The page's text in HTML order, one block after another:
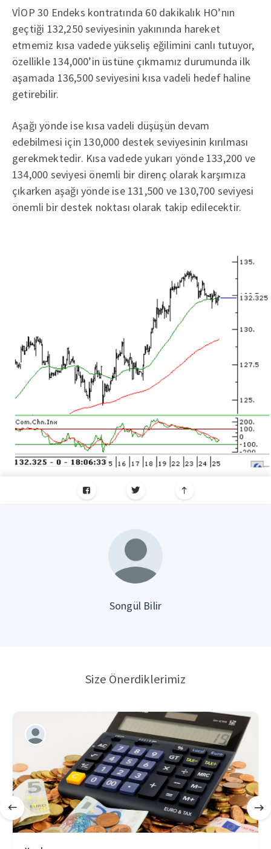
VİOP 30 Endeks kontratında 60 dakikalık HO’nın
geçtiği 132,250 seviyesinin yakınında hareket
etmemiz kısa vadede yükseliş eğilimini canlı tutuyor,
özellikle 134,000’in üstüne çıkmamız durumunda ilk
aşamada 136,500 seviyesini kısa vadeli hedef haline
getirebilir.
Aşağı yönde ise kısa vadeli düşüşün devam
edebilmesi için 130,000 destek seviyesinin kırılması
gerekmektedir. Kısa vadede yukarı yönde 133,200 ve
134,000 seviyesi önemli bir direnç olarak karşımıza
çıkarken aşağı yönde ise 131,500 ve 130,700 seviyesi
önemli bir destek noktası olarak takip edilecektir.
Songül Bilir
Size Önerdiklerimiz